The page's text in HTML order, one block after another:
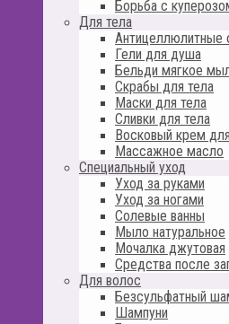
Борьба с
Для тела
Антицеллюлитные
Гели для душа
Бельди мягкое
Скрабы для тела
Маски для тела
Сливки для тела
Восковый крем
Массажное масло
Специальный уход
Уход за руками
Уход за ногами
Солевые ванны
Мыло натуральное
Мочалка джутовая
Средства после
Для волос
Безсульфатный
Шампуни